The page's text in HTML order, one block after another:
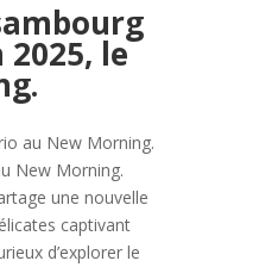
le
au New Morning.
New Morning.
une nouvelle
captivant
d’explorer le